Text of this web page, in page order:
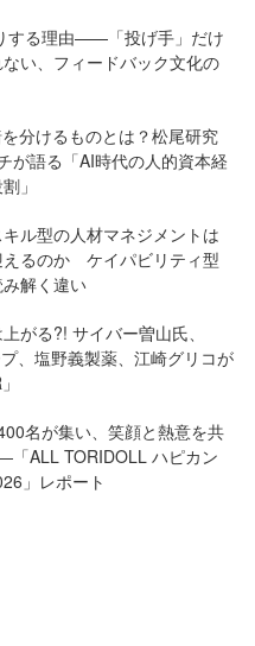
する理由——「投げ手」だけ
い、フィードバック文化の
分けるものとは？松尾研究
が語る「AI時代の人的資本経
」
ル型の人材マネジメントは
えるのか ケイパビリティ型
解く違い
がる?! サイバー曽山氏、
、塩野義製薬、江崎グリコが
名が集い、笑顔と熱意を共
ALL TORIDOLL ハピカン
」レポート